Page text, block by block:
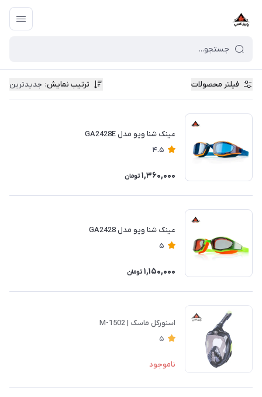
فیلتر محصولات ترتیب نمایش: جدیدترین
عینک شنا ویو مدل GA2428E
4.5
1,360,000 تومان
عینک شنا ویو مدل GA2428
5
1,150,000 تومان
اسنورکل ماسک | M-1502
5
ناموجود